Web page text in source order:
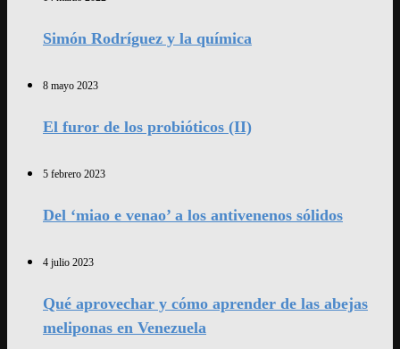
Simón Rodríguez y la química
8 mayo 2023
El furor de los probióticos (II)
5 febrero 2023
Del ‘miao e venao’ a los antivenenos sólidos
4 julio 2023
Qué aprovechar y cómo aprender de las abejas
meliponas en Venezuela